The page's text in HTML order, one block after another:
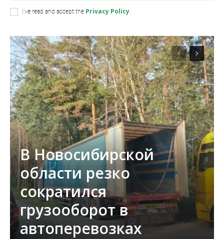
I've read and accept the Privacy Policy.
В Новосибирской
области резко
сократился
грузооборот в
автоперевозках